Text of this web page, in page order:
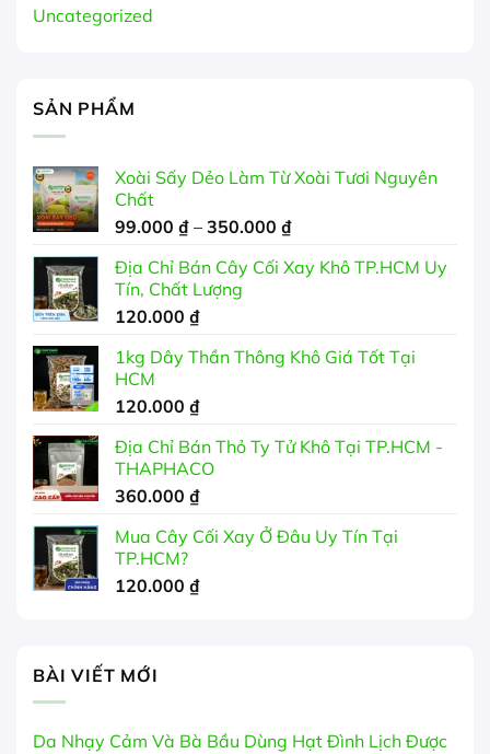
Uncategorized
SẢN PHẨM
Xoài Sấy Dẻo Làm Từ Xoài Tươi Nguyên
Chất
99.000 ₫ – 350.000 ₫Khoảng
từ
Địa Chỉ Bán Cây Cối Xay Khô TP.HCM Uy
Tín, Chất Lượng
120.000 ₫
1kg Dây Thần Thông Khô Giá Tốt Tại
HCM
120.000 ₫
Địa Chỉ Bán Thỏ Ty Tử Khô Tại TP.HCM -
THAPHACO
360.000 ₫
Mua Cây Cối Xay Ở Đâu Uy Tín Tại
TP.HCM?
120.000 ₫
BÀI VIẾT MỚI
Da Nhạy Cảm Và Bà Bầu Dùng Hạt Đình Lịch Được